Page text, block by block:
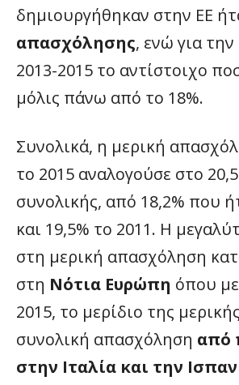
δημιουργήθηκαν στην ΕΕ
απασχόλησης, ενώ για
2013-2015 το αντίστοιχο
μόλις πάνω από το 18%.
Συνολικά, η μερική
το 2015 αναλογούσε στο
συνολικής, από 18,2% που
και 19,5% το 2011. Η
στη μερική απασχόληση
στη Νότια Ευρώπη όπου
2015, το μερίδιο της
συνολική απασχόληση από
στην Ιταλία και την